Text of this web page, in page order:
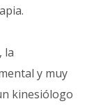
la
y muy
kinesiólogo